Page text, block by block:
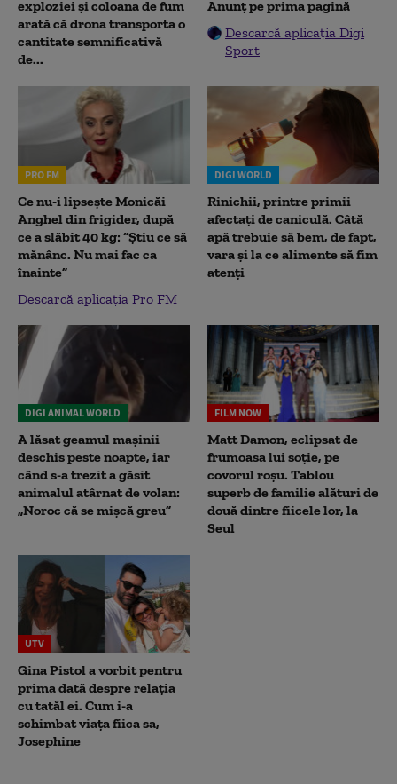
exploziei și coloana de fum
arată că drona transporta o
cantitate semnificativă
de...
Anunț pe prima pagină
Descarcă aplicația Digi
Sport
PRO FM
Ce nu-i lipsește Monicăi
Anghel din frigider, după
ce a slăbit 40 kg: “Știu ce să
mănânc. Nu mai fac ca
înainte”
Descarcă aplicația Pro FM
DIGI WORLD
Rinichii, printre primii
afectați de caniculă. Câtă
apă trebuie să bem, de fapt,
vara și la ce alimente să fim
atenți
DIGI ANIMAL WORLD
A lăsat geamul mașinii
deschis peste noapte, iar
când s-a trezit a găsit
animalul atârnat de volan:
„Noroc că se mișcă greu”
FILM NOW
Matt Damon, eclipsat de
frumoasa lui soție, pe
covorul roșu. Tablou
superb de familie alături de
două dintre fiicele lor, la
Seul
UTV
Gina Pistol a vorbit pentru
prima dată despre relația
cu tatăl ei. Cum i-a
schimbat viața fiica sa,
Josephine